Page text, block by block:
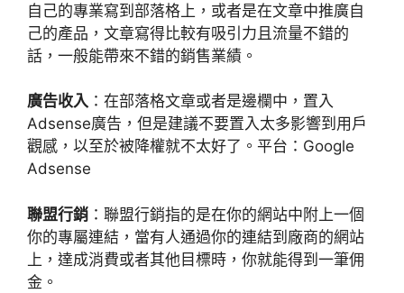
自己的專業寫到部落格上，或者是在文章中推廣自
己的產品，文章寫得比較有吸引力且流量不錯的
話，一般能帶來不錯的銷售業績。
廣告收入 ：在部落格文章或者是邊欄中，置入
Adsense廣告，但是建議不要置入太多影響到用戶
觀感，以至於被降權就不太好了。平台：Google
Adsense
聯盟行銷 ：聯盟行銷指的是在你的網站中附上一個
你的專屬連結，當有人通過你的連結到廠商的網站
上，達成消費或者其他目標時，你就能得到一筆佣
金。